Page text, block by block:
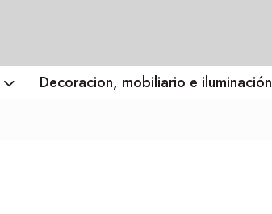
Decoracion, mobiliario e iluminación